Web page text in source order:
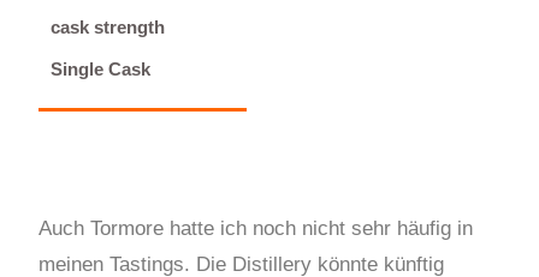
cask strength
Single Cask
Auch Tormore hatte ich noch nicht sehr häufig in
meinen Tastings. Die Distillery könnte künftig